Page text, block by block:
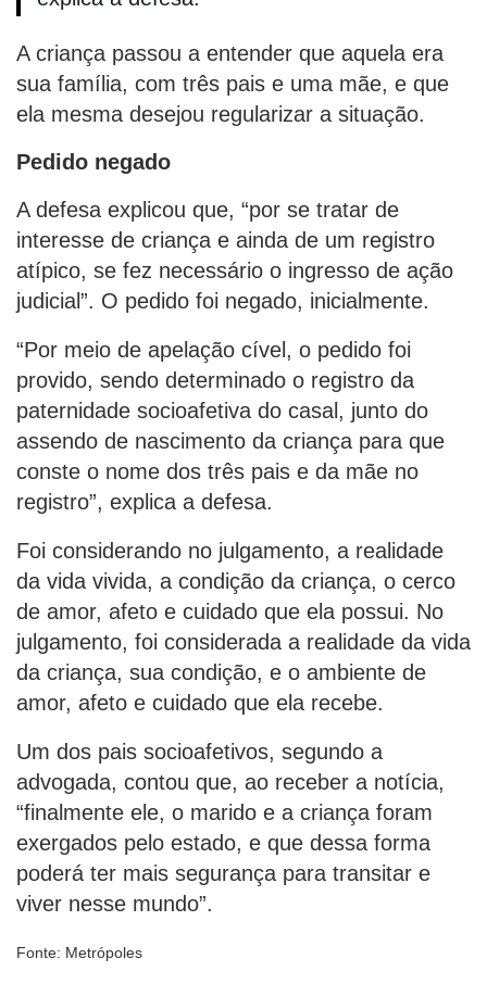
A criança passou a entender que aquela era
sua família, com três pais e uma mãe, e que
ela mesma desejou regularizar a situação.
Pedido negado
A defesa explicou que, “por se tratar de
interesse de criança e ainda de um registro
atípico, se fez necessário o ingresso de ação
judicial”. O pedido foi negado, inicialmente.
“Por meio de apelação cível, o pedido foi
provido, sendo determinado o registro da
paternidade socioafetiva do casal, junto do
assendo de nascimento da criança para que
conste o nome dos três pais e da mãe no
registro”, explica a defesa.
Foi considerando no julgamento, a realidade
da vida vivida, a condição da criança, o cerco
de amor, afeto e cuidado que ela possui. No
julgamento, foi considerada a realidade da vida
da criança, sua condição, e o ambiente de
amor, afeto e cuidado que ela recebe.
Um dos pais socioafetivos, segundo a
advogada, contou que, ao receber a notícia,
“finalmente ele, o marido e a criança foram
exergados pelo estado, e que dessa forma
poderá ter mais segurança para transitar e
viver nesse mundo”.
Fonte: Metrópoles